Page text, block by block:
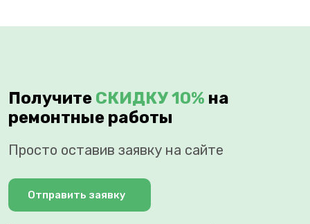
Получите СКИДКУ 10% на
ремонтные работы
Просто оставив заявку на сайте
Отправить заявку